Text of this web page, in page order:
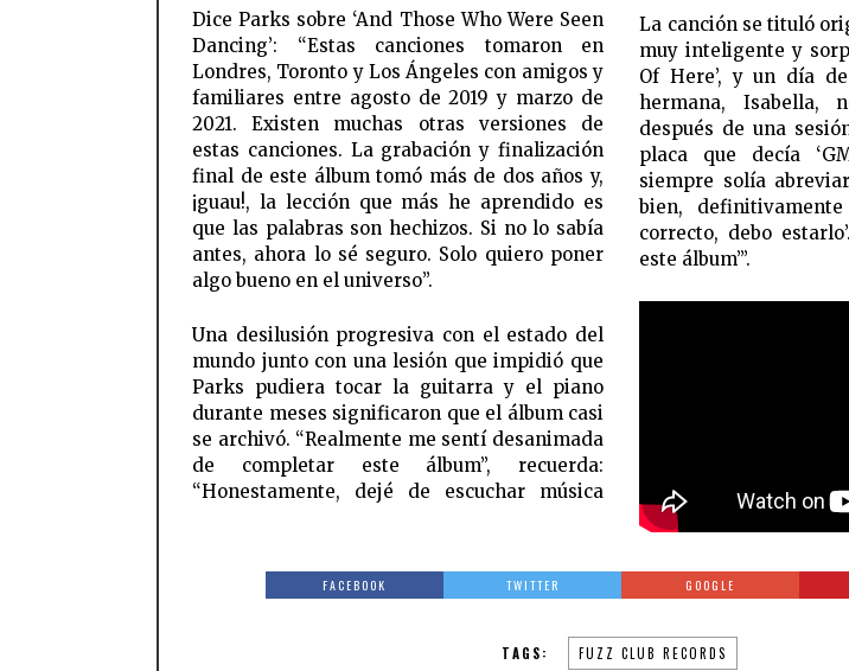
Dice Parks sobre ‘And Those Who Were Seen
Dancing’: “Estas canciones tomaron en
Londres, Toronto y Los Ángeles con amigos y
familiares entre agosto de 2019 y marzo de
2021. Existen muchas otras versiones de
estas canciones. La grabación y finalización
final de este álbum tomó más de dos años y,
¡guau!, la lección que más he aprendido es
que las palabras son hechizos. Si no lo sabía
antes, ahora lo sé seguro. Solo quiero poner
algo bueno en el universo”.
Una desilusión progresiva con el estado del
mundo junto con una lesión que impidió que
Parks pudiera tocar la guitarra y el piano
durante meses significaron que el álbum casi
se archivó. “Realmente me sentí desanimada
de completar este álbum”, recuerda:
“Honestamente, dejé de escuchar música
La canción se tituló
muy inteligente y
Of Here’, y un día
hermana, Isabella,
después de una
placa que decía
siempre solía
bien,
correcto, debo
este álbum’”.
FACEBOOK TWITTER GOOGLE
TAGS: FUZZ CLUB RECORDS